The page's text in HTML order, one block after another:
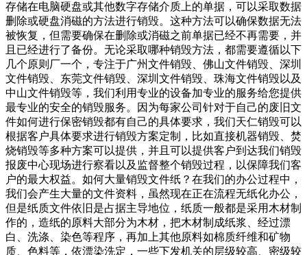
存储在电脑硬盘或其他数字存储介质上的单据，可以采取数据
删除或硬盘消磁的方法进行销毁。这种方法可以确保数据无法
被恢复，但需要确保在删除或消磁之前单据已经不再需要，并
且已经进行了备份。无论采取哪种销毁方法，都需要遵循以下
几个原则厂一个，专注于广州文件销毁、佛山文件销毁、深圳
文件销毁、东莞文件销毁、深圳文件销毁、珠海文件销毁以及
中山文件销毁等，我们利用专业的设备加专业的服务给您提供
最专业的安全的销毁服务。因为每家公司针对于自己的废旧文
件如何进行保密销毁都有自己的具体要求，我们天仁销毁可以
根据客户具体要求进行销毁方案定制，比如直接机器销毁、焚
烧销毁等多种方案可以提供，并且可以提供客户到达我们销毁
报废中心现场进行察看以及监督整个销毁过程，以保障我们客
户的最大权益。如何大量销毁文件纸？在我们的办公过程中，
我们会产生大量的文件资料，虽然现在正在流程无纸化办公，
但是纸质文件依旧是占据主导地位，纸质一般都是采用木材制
作的，造纸的原料大部分为木材，把木材制成纸浆、经过漂
白、洗涤、染色等程序，再加上其他原料如棉质纤维和矿物
质、色料等，依漂染洗定，一些下发机关的层级较高、密级较